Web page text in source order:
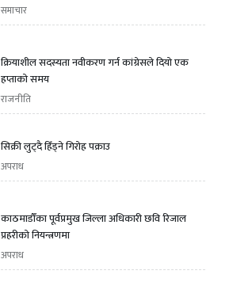
समाचार
क्रियाशील सदस्यता नवीकरण गर्न कांग्रेसले दियो एक
हप्ताको समय
राजनीति
सिक्री लुट्दै हिँड्ने गिरोह पक्राउ
अपराध
काठमाडौँका पूर्वप्रमुख जिल्ला अधिकारी छवि रिजाल
प्रहरीको नियन्त्रणमा
अपराध